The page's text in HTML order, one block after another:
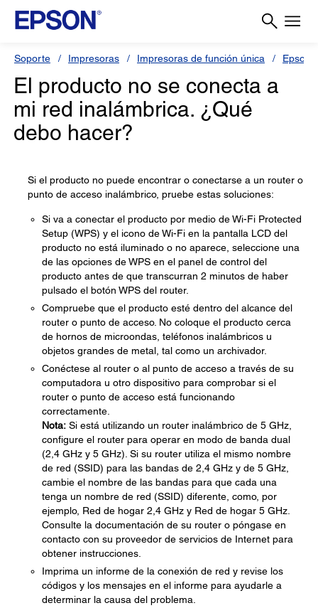
Soporte Impresoras Impresoras de función única Epson
El producto no se conecta a
mi red inalámbrica. ¿Qué
debo hacer?
Si el producto no puede encontrar o conectarse a un router o
punto de acceso inalámbrico, pruebe estas soluciones:
Si va a conectar el producto por medio de Wi-Fi Protected
Setup (WPS) y el icono de Wi-Fi en la pantalla LCD del
producto no está iluminado o no aparece, seleccione una
de las opciones de WPS en el panel de control del
producto antes de que transcurran 2 minutos de haber
pulsado el botón WPS del router.
Compruebe que el producto esté dentro del alcance del
router o punto de acceso. No coloque el producto cerca
de hornos de microondas, teléfonos inalámbricos u
objetos grandes de metal, tal como un archivador.
Conéctese al router o al punto de acceso a través de su
computadora u otro dispositivo para comprobar si el
router o punto de acceso está funcionando
correctamente.
Nota: Si está utilizando un router inalámbrico de 5 GHz,
configure el router para operar en modo de banda dual
(2,4 GHz y 5 GHz). Si su router utiliza el mismo nombre
de red (SSID) para las bandas de 2,4 GHz y de 5 GHz,
cambie el nombre de las bandas para que cada una
tenga un nombre de red (SSID) diferente, como, por
ejemplo, Red de hogar 2,4 GHz y Red de hogar 5 GHz.
Consulte la documentación de su router o póngase en
contacto con su proveedor de servicios de Internet para
obtener instrucciones.
Imprima un informe de la conexión de red y revise los
códigos y los mensajes en el informe para ayudarle a
determinar la causa del problema.